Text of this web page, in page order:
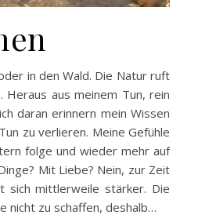
in den Wald. Die Natur ruft
Heraus aus meinem Tun, rein
daran erinnern mein Wissen
zu verlieren. Meine Gefühle
folge und wieder mehr auf
Mit Liebe? Nein, zur Zeit
mittlerweile stärker. Die
nicht zu schaffen, deshalb…